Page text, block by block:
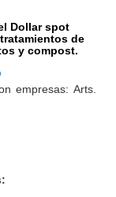
Dollar spot
de
y compost.
empresas: Arts.